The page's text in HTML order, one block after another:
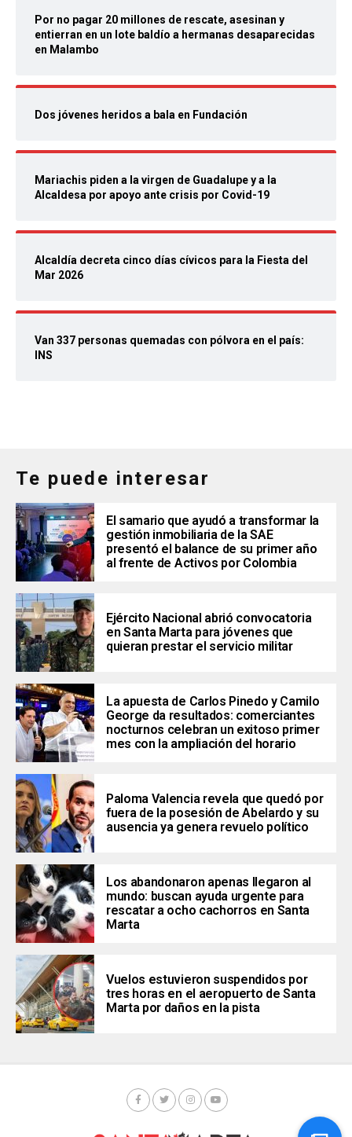
Por no pagar 20 millones de rescate, asesinan y
entierran en un lote baldío a hermanas desaparecidas
en Malambo
Dos jóvenes heridos a bala en Fundación
Mariachis piden a la virgen de Guadalupe y a la
Alcaldesa por apoyo ante crisis por Covid-19
Alcaldía decreta cinco días cívicos para la Fiesta del
Mar 2026
Van 337 personas quemadas con pólvora en el país:
INS
Te puede interesar
El samario que ayudó a transformar la
gestión inmobiliaria de la SAE
presentó el balance de su primer año
al frente de Activos por Colombia
Ejército Nacional abrió convocatoria
en Santa Marta para jóvenes que
quieran prestar el servicio militar
La apuesta de Carlos Pinedo y Camilo
George da resultados: comerciantes
nocturnos celebran un exitoso primer
mes con la ampliación del horario
Paloma Valencia revela que quedó por
fuera de la posesión de Abelardo y su
ausencia ya genera revuelo político
Los abandonaron apenas llegaron al
mundo: buscan ayuda urgente para
rescatar a ocho cachorros en Santa
Marta
Vuelos estuvieron suspendidos por
tres horas en el aeropuerto de Santa
Marta por daños en la pista